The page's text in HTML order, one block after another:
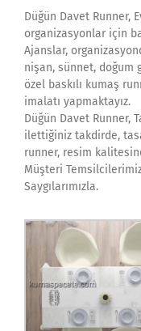
Düğün Davet Runner,
organizasyonlar için
Ajanslar,
nişan, sünnet, doğum
özel baskılı kumaş
imalatı yapmaktayız.
Düğün Davet Runner,
ilettiğiniz takdirde,
runner, resim
Müşteri
Saygılarımızla.